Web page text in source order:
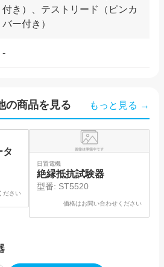
付き）、テストリード（ピンカ
-
の商品を見る もっと見る →
タ
ださい
日置電機
絶縁抵抗試験器
型番: ST5520
価格はお問い合わせください